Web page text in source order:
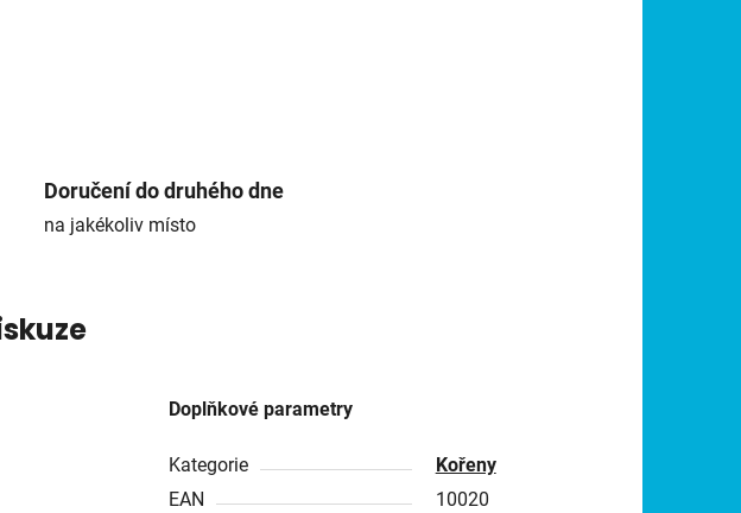
Doručení do druhého dne
na jakékoliv místo
Doplňkové parametry
Kategorie
Kořeny
EAN
10020